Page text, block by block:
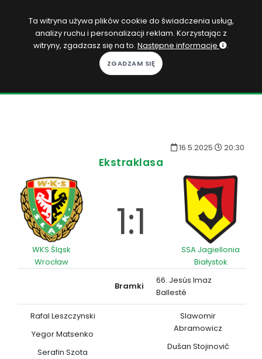
Zaloguj się
KOPACAK
DO DOMU
GRY
SUBSKRYPCJA
Ta witryna używa plików cookie do świadczenia usług,
analizy ruchu i personalizacji reklam. Korzystając z
witryny, zgadzasz się na to. Następne informacje .
16.5.2025 20:30
Ekstraklasa
WKS Śląsk
Wrocław
1:1
SSA Jagiellonia
Białystok
Bramki
66. Jesús Imaz
Ballesté
Rafal Leszczynski
Yegor Matsenko
Serafin Szota
Slawomir
Abramowicz
Dušan Stojinovič